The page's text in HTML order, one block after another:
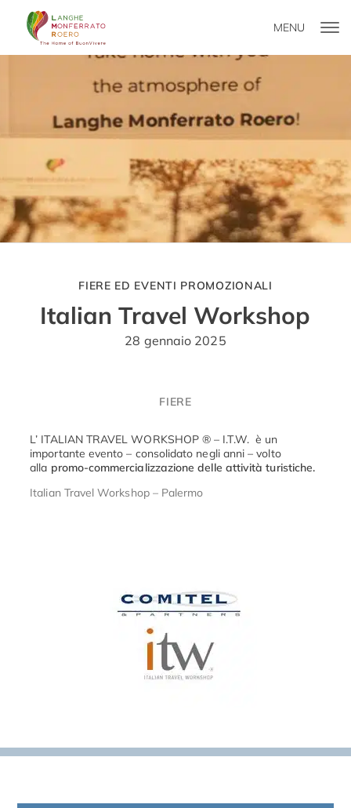
MENU
FIERE ED EVENTI PROMOZIONALI
Italian Travel Workshop
28 gennaio 2025
FIERE
L’ ITALIAN TRAVEL WORKSHOP ® – I.T.W. è un
importante evento – consolidato negli anni – volto
alla promo-commercializzazione delle attività turistiche.
Italian Travel Workshop – Palermo